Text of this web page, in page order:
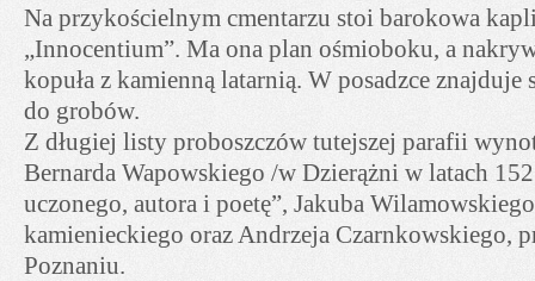
Na przykościelnym cmentarzu stoi barokowa
„Innocentium”. Ma ona plan ośmioboku, a
kopuła z kamienną latarnią. W posadzce
do grobów.
Z długiej listy proboszczów tutejszej parafii
Bernarda Wapowskiego /w Dzierążni w latach
uczonego, autora i poetę”, Jakuba
kamienieckiego oraz Andrzeja Czarnkowskiego,
Poznaniu.